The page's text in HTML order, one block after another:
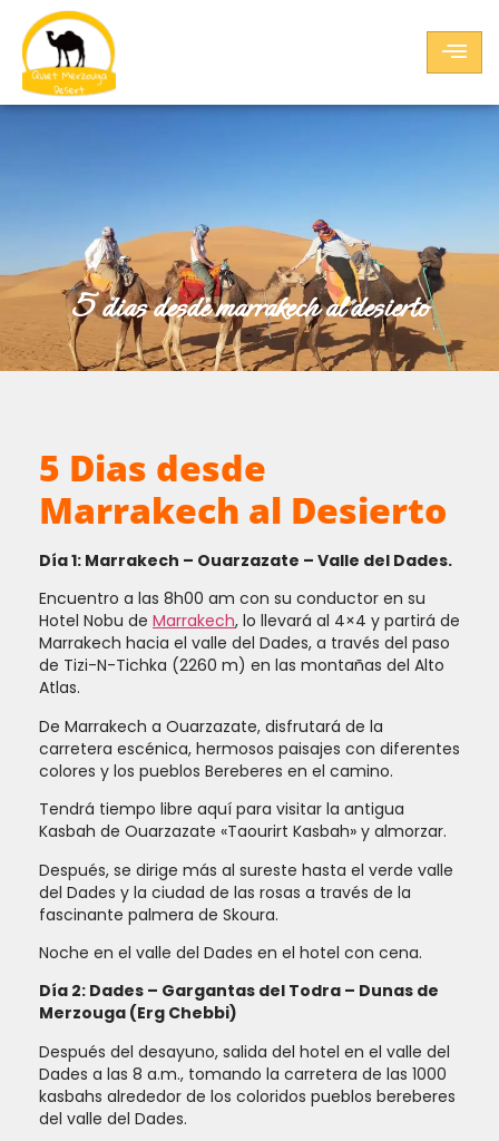
5 dias desde marrakech al desierto
5 Dias desde
Marrakech al Desierto
Día 1: Marrakech – Ouarzazate – Valle del Dades.
Encuentro a las 8h00 am con su conductor en su
Hotel Nobu de Marrakech, lo llevará al 4×4 y partirá de
Marrakech hacia el valle del Dades, a través del paso
de Tizi-N-Tichka (2260 m) en las montañas del Alto
Atlas.
De Marrakech a Ouarzazate, disfrutará de la
carretera escénica, hermosos paisajes con diferentes
colores y los pueblos Bereberes en el camino.
Tendrá tiempo libre aquí para visitar la antigua
Kasbah de Ouarzazate «Taourirt Kasbah» y almorzar.
Después, se dirige más al sureste hasta el verde valle
del Dades y la ciudad de las rosas a través de la
fascinante palmera de Skoura.
Noche en el valle del Dades en el hotel con cena.
Día 2: Dades – Gargantas del Todra – Dunas de
Merzouga (Erg Chebbi)
Después del desayuno, salida del hotel en el valle del
Dades a las 8 a.m., tomando la carretera de las 1000
kasbahs alrededor de los coloridos pueblos bereberes
del valle del Dades.